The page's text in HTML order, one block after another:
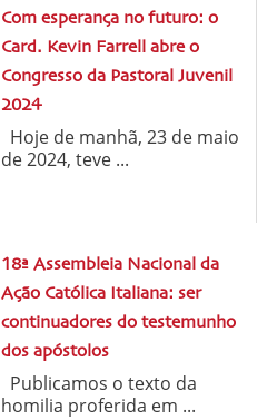
Com esperança no futuro: o
Card. Kevin Farrell abre o
Congresso da Pastoral Juvenil
2024
Hoje de manhã, 23 de maio
de 2024, teve ...
18ª Assembleia Nacional da
Ação Católica Italiana: ser
continuadores do testemunho
dos apóstolos
Publicamos o texto da
homilia proferida em ...